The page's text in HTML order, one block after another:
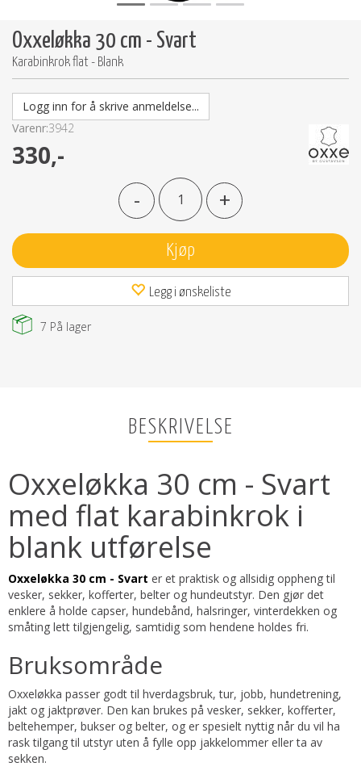
Oxxeløkka 30 cm - Svart
Karabinkrok flat - Blank
Logg inn for å skrive anmeldelse...
Varenr:3942
330,-
- +
Kjøp
Legg i ønskeliste
7 På lager
BESKRIVELSE
Oxxeløkka 30 cm - Svart
med flat karabinkrok i
blank utførelse
Oxxeløkka 30 cm - Svart er et praktisk og allsidig oppheng til
vesker, sekker, kofferter, belter og hundeutstyr. Den gjør det
enklere å holde capser, hundebånd, halsringer, vinterdekken og
småting lett tilgjengelig, samtidig som hendene holdes fri.
Bruksområde
Oxxeløkka passer godt til hverdagsbruk, tur, jobb, hundetrening,
jakt og jaktprøver. Den kan brukes på vesker, sekker, kofferter,
beltehemper, bukser og belter, og er spesielt nyttig når du vil ha
rask tilgang til utstyr uten å fylle opp jakkelommer eller ta av
sekken.